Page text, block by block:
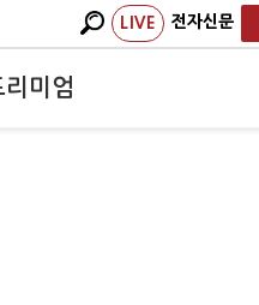
LIVE 전자신문
리미엄